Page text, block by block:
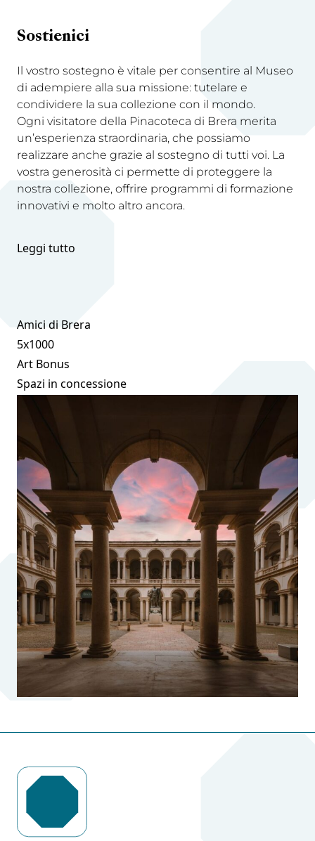
Sostienici
Il vostro sostegno è vitale per consentire al Museo
di adempiere alla sua missione: tutelare e
condividere la sua collezione con il mondo.
Ogni visitatore della Pinacoteca di Brera merita
un’esperienza straordinaria, che possiamo
realizzare anche grazie al sostegno di tutti voi. La
vostra generosità ci permette di proteggere la
nostra collezione, offrire programmi di formazione
innovativi e molto altro ancora.
Leggi tutto
Amici di Brera
5x1000
Art Bonus
Spazi in concessione